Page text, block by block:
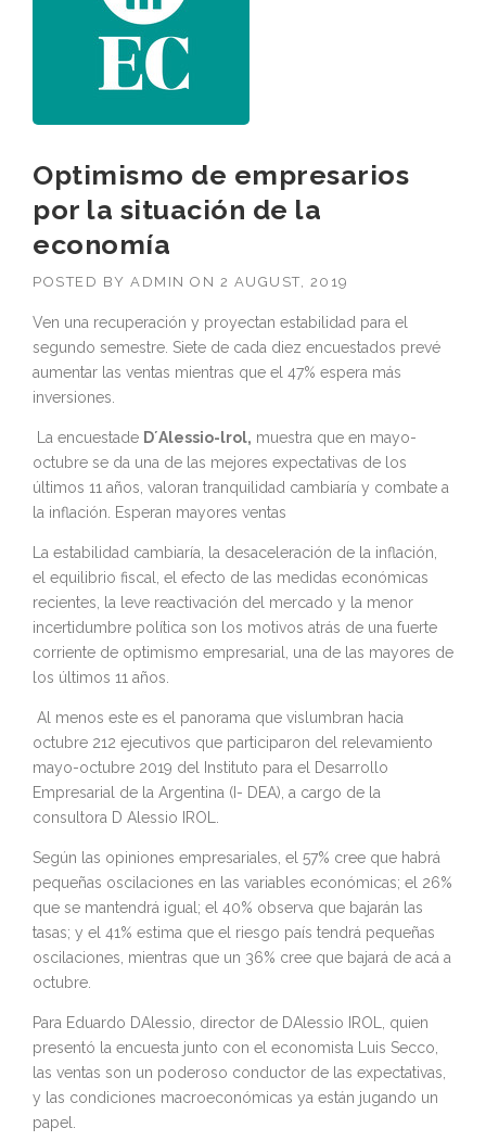
Optimismo de empresarios
por la situación de la
economía
POSTED BY ADMIN ON 2 AUGUST, 2019
Ven una recuperación y proyectan estabilidad para el
segundo semestre. Siete de cada diez encuestados prevé
aumentar las ventas mientras que el 47% espera más
inversiones.
La encuestade D´Alessio-lrol, muestra que en mayo-
octubre se da una de las mejores expectativas de los
últimos 11 años, valoran tranquilidad cambiaría y combate a
la inflación. Esperan mayores ventas
La estabilidad cambiaría, la desaceleración de la inflación,
el equilibrio fiscal, el efecto de las medidas económicas
recientes, la leve reactivación del mercado y la menor
incertidumbre política son los motivos atrás de una fuerte
corriente de optimismo empresarial, una de las mayores de
los últimos 11 años.
Al menos este es el panorama que vislumbran hacia
octubre 212 ejecutivos que participaron del relevamiento
mayo-octubre 2019 del Instituto para el Desarrollo
Empresarial de la Argentina (I- DEA), a cargo de la
consultora D Alessio IROL.
Según las opiniones empresariales, el 57% cree que habrá
pequeñas oscilaciones en las variables económicas; el 26%
que se mantendrá igual; el 40% observa que bajarán las
tasas; y el 41% estima que el riesgo país tendrá pequeñas
oscilaciones, mientras que un 36% cree que bajará de acá a
octubre.
Para Eduardo DAlessio, director de DAlessio IROL, quien
presentó la encuesta junto con el economista Luis Secco,
las ventas son un poderoso conductor de las expectativas,
y las condiciones macroeconómicas ya están jugando un
papel.